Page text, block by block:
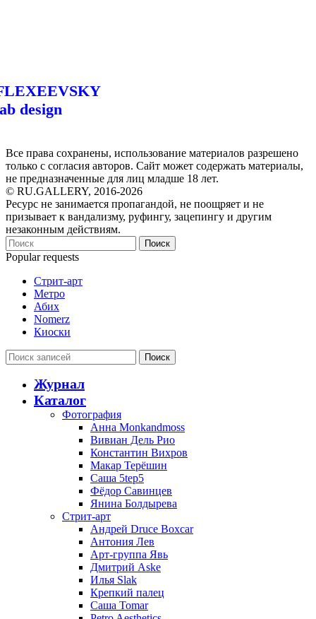
design
Все права сохранены, использование материалов разрешено
только с согласия авторов. Сайт может содержать материалы,
не предназначенные для лиц младше 18 лет.
© RU.GALLERY, 2016-2026
Ресурс не занимается пропагандой, не поощряет и не
призывает к вандализму, руфингу, зацепингу и другим
незаконным действиям.
Поиск
Popular requests
Стрит-арт
Метро
Абих
Nomerz
Киоски
Поиск
Журнал
Каталог
Фотография
Анна Monkandmoss
Вивиан Дель Рио
Константин Вихров
Макар Терёшин
Саша 5tep5
Фёдор Савинцев
Янина Болдырева
Стрит-арт
Андрей Druce Boxcar
Антония Лев
Арт-группа Явь
Дмитрий Aske
Илья Slak
Крепкий палец
Саша Tomar